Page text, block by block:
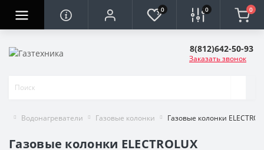
0 0 0
8(812)642-50-93
Заказать звонок
Водонагреватели Газовые колонки Газовые колонки
Газовые колонки ELECTROLUX